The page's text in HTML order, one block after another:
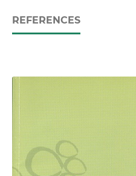
REFERENCES